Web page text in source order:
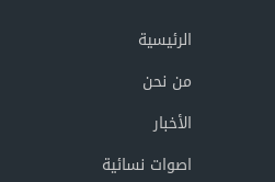
الرئيسية
من نحن
الأخبار
اصوات نسائية